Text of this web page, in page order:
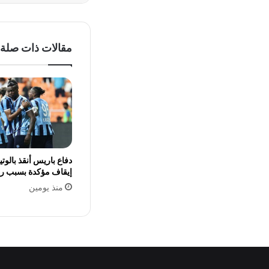
مقالات ذات صلة
دفاع باريس أنقذ
إيقاف مؤكدة بسبب
منذ يومين